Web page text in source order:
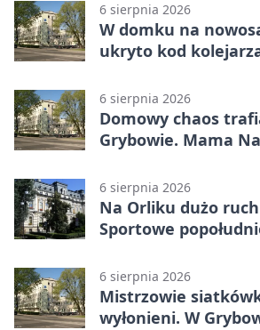
6 sierpnia 2026
W domku na
ukryto kod
6 sierpnia 2026
Domowy chaos
Grybowie. Mama
6 sierpnia 2026
Na Orliku dużo
Sportowe
6 sierpnia 2026
Mistrzowie
wyłonieni. W